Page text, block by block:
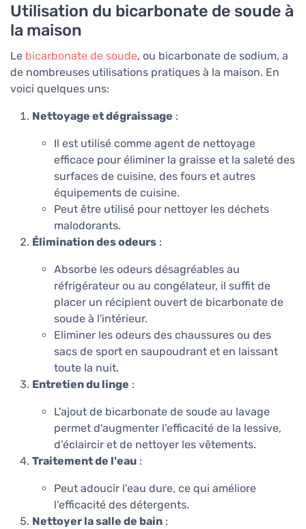
Utilisation du bicarbonate de soude à
la maison
Le bicarbonate de soude, ou bicarbonate de sodium, a
de nombreuses utilisations pratiques à la maison. En
voici quelques uns:
Nettoyage et dégraissage :
Il est utilisé comme agent de nettoyage
efficace pour éliminer la graisse et la saleté des
surfaces de cuisine, des fours et autres
équipements de cuisine.
Peut être utilisé pour nettoyer les déchets
malodorants.
Élimination des odeurs :
Absorbe les odeurs désagréables au
réfrigérateur ou au congélateur, il suffit de
placer un récipient ouvert de bicarbonate de
soude à l'intérieur.
Eliminer les odeurs des chaussures ou des
sacs de sport en saupoudrant et en laissant
toute la nuit.
Entretien du linge :
L'ajout de bicarbonate de soude au lavage
permet d'augmenter l'efficacité de la lessive,
d'éclaircir et de nettoyer les vêtements.
Traitement de l'eau :
Peut adoucir l'eau dure, ce qui améliore
l'efficacité des détergents.
Nettoyer la salle de bain :